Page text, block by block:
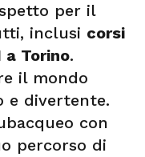
per il
inclusi corsi
a Torino.
il mondo
e divertente.
con
percorso di